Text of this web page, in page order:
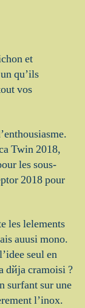
et
qu’ils
vos
Twin 2018,
les sous-
2018 pour
les lelements
auusi mono.
seul en
dйjа cramoisi ?
surfant sur une
l’inox.